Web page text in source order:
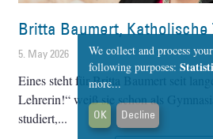
Britta Baumert,
5. May 2026
Eines steht für Britta Baumert seit
Lehrerin!“ weiß sie schon als
studiert,
We collect and process
following purposes:
more...
OK Decline